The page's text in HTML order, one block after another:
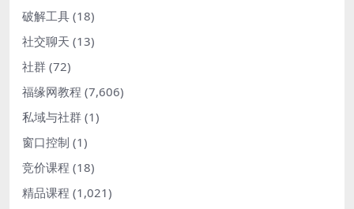
破解工具 (18)
社交聊天 (13)
社群 (72)
福缘网教程 (7,606)
私域与社群 (1)
窗口控制 (1)
竞价课程 (18)
精品课程 (1,021)